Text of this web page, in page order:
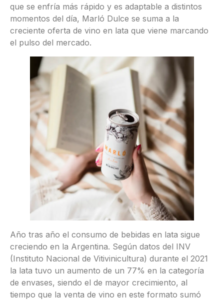
que se enfría más rápido y es adaptable a distintos
momentos del día, Marló Dulce se suma a la
creciente oferta de vino en lata que viene marcando
el pulso del mercado.
Año tras año el consumo de bebidas en lata sigue
creciendo en la Argentina. Según datos del INV
(Instituto Nacional de Vitivinicultura) durante el 2021
la lata tuvo un aumento de un 77% en la categoría
de envases, siendo el de mayor crecimiento, al
tiempo que la venta de vino en este formato sumó